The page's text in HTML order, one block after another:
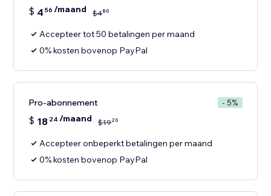
$ 4 56 /maand $480
Accepteer tot 50 betalingen per maand
0% kosten bovenop PayPal
Pro-abonnement - 5%
$ 18 24 /maand $1920
Accepteer onbeperkt betalingen per maand
0% kosten bovenop PayPal